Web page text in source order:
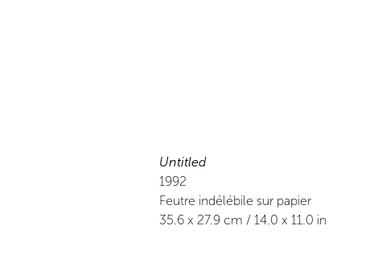
Untitled
1992
Feutre indélébile sur papier
35.6 x 27.9 cm / 14.0 x 11.0 in